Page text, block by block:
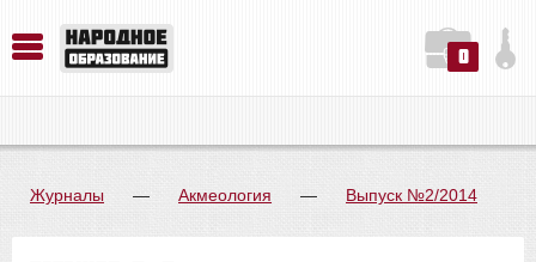
0
Журналы — Акмеология — Выпуск №2/2014